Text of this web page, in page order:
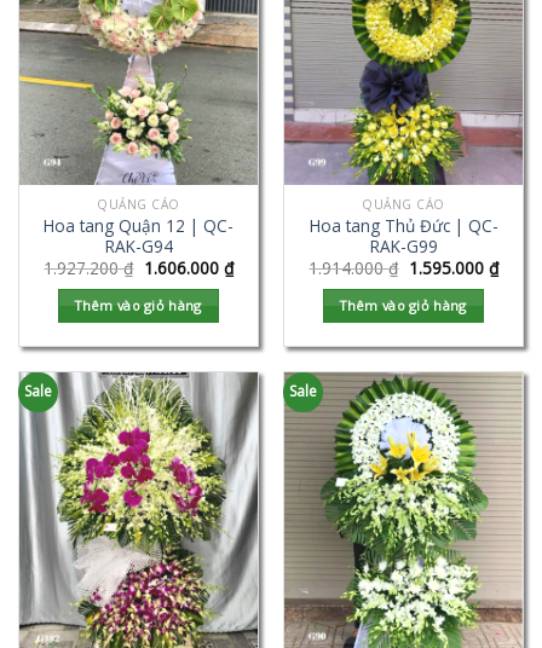
QUẢNG CÁO
Hoa tang Quận 12 | QC-
RAK-G94
1.927.200₫ 1.606.000 ₫
Thêm vào giỏ hàng
QUẢNG CÁO
Hoa tang Thủ Đức | QC-
RAK-G99
1.914.000₫ 1.595.000 ₫
Thêm vào giỏ hàng
Sale Sale